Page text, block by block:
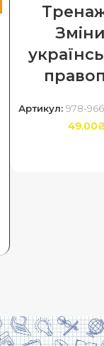
Артикул: 978-
49.00